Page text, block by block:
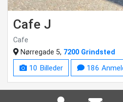
Cafe J
Cafe
Nørregade 5, 7200 Grindsted
10 Billeder 186